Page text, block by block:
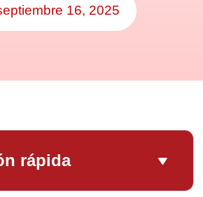
16, 2025
rápida